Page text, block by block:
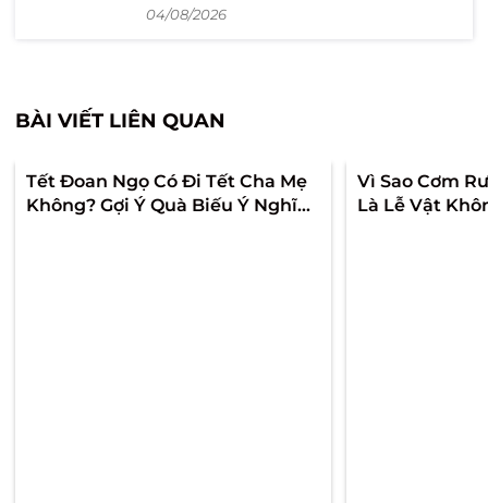
04/08/2026
BÀI VIẾT LIÊN QUAN
Tết Đoan Ngọ Có Đi Tết Cha Mẹ
Không? Gợi Ý Quà Biếu Ý Nghĩa
Vì Sao Cơm
Là Lễ Vật